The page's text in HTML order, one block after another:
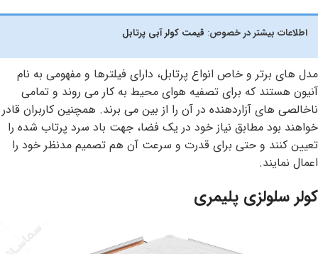
اطلاعات بیشتر در خصوص: قیمت کولر آبی پرتابل
مدل های برتر و خاص انواع پرتابل، دارای فیلترها و مفهومی به نام
آنیون هستند که برای تصفیه هوای محیط به کار می روند و تمامی
ناخالصی های آزاردهنده در آن را از بین می برند. همچنین کاربران قادر
خواهند بود مطابق نیاز خود در یک فضا، جهت باد سرد پرتاب شده را
تعیین کنند و حتی برای قدرت و سرعت آن هم تصمیم مدنظر خود را
اعمال نمایند.
کولر سلولزی پلیمری